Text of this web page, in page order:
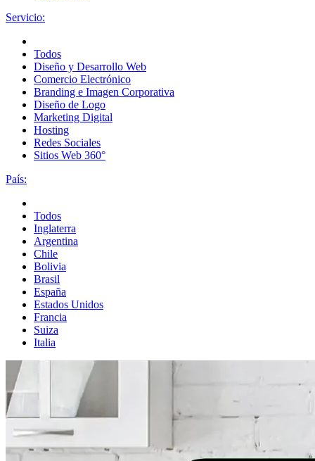
Servicio:
Todos
Diseño y Desarrollo Web
Comercio Electrónico
Branding e Imagen Corporativa
Diseño de Logo
Marketing Digital
Hosting
Redes Sociales
Sitios Web 360°
País:
Todos
Inglaterra
Argentina
Chile
Bolivia
Brasil
España
Estados Unidos
Francia
Suiza
Italia